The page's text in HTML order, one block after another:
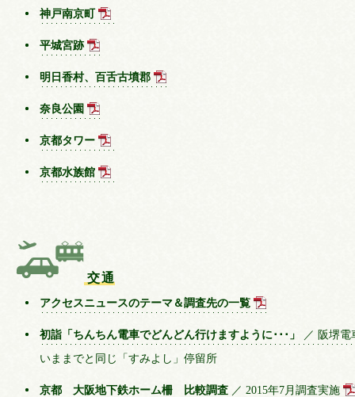
神戸南京町
平城宮跡
明日香村、百舌古墳郡
奈良公園
京都タワー
京都水族館
交通
アクセスニュースのテーマ＆調査先の一覧
初詣「ちんちん電車でどんどん行けますように･･･」
／ 阪堺電
いままでと同じ「すみよし」停留所
京都 大阪地下鉄ホーム柵 比較調査 ／ 2015年7月調査実施